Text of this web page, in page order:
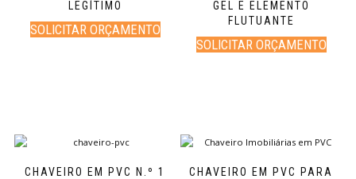
LEGÍTIMO
SOLICITAR ORÇAMENTO
GEL E ELEMENTO
FLUTUANTE
SOLICITAR ORÇAMENTO
CHAVEIRO EM PVC N.º 1
CHAVEIRO EM PVC PARA